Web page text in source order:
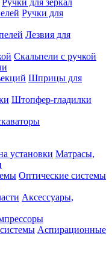
Ручки для зеркал
Ручки для
Лезвия для
Скальпели с ручкой
Шприцы для
Штопфер-гладилки
Матрасы,
Оптические системы
Аксессуары,
Аспирационные